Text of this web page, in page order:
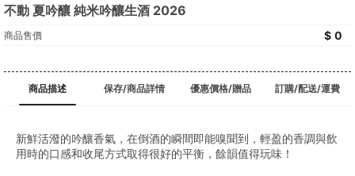
不動 夏吟釀 純米吟釀生酒 2026
商品售價 0
商品描述 保存/商品詳情 優惠價格/贈品 訂購/配送/運費
新鮮活潑的吟釀香氣，在倒酒的瞬間即能嗅聞到，輕盈的香調與飲
用時的口感和收尾方式取得很好的平衡，餘韻值得玩味！